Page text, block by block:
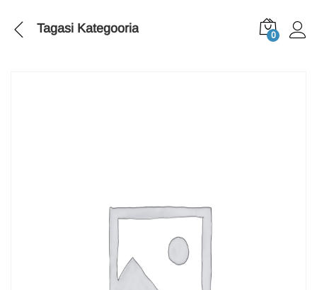
Tagasi Kategooria 0